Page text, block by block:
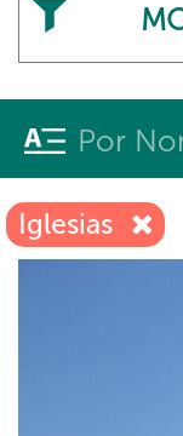
Por
Iglesias